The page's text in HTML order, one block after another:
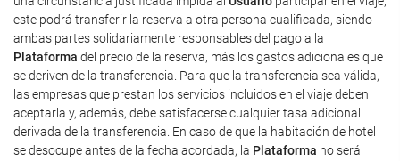
este podrá transferir la reserva a otra persona cualificada, siendo
ambas partes solidariamente responsables del pago a la
Plataforma del precio de la reserva, más los gastos adicionales que
se deriven de la transferencia. Para que la transferencia sea válida,
las empresas que prestan los servicios incluidos en el viaje deben
aceptarla y, además, debe satisfacerse cualquier tasa adicional
derivada de la transferencia. En caso de que la habitación de hotel
se desocupe antes de la fecha acordada, la Plataforma no será